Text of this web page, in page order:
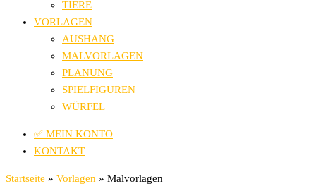
TIERE
VORLAGEN
AUSHANG
MALVORLAGEN
PLANUNG
SPIELFIGUREN
WÜRFEL
✅ MEIN KONTO
KONTAKT
Startseite » Vorlagen » Malvorlagen